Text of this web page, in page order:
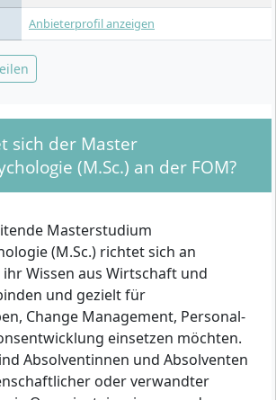
Anbieterprofil anzeigen
sich der Master
(M.Sc.) an der FOM?
Masterstudium
(M.Sc.) richtet sich an
Wissen aus Wirtschaft und
und gezielt für
Change Management, Personal-
einsetzen möchten.
Absolventinnen und Absolventen
oder verwandter